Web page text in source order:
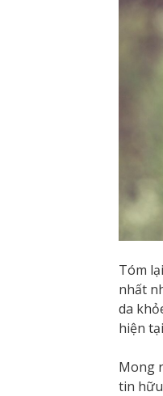
Tóm
nhất
da
hiện
Mong
tin